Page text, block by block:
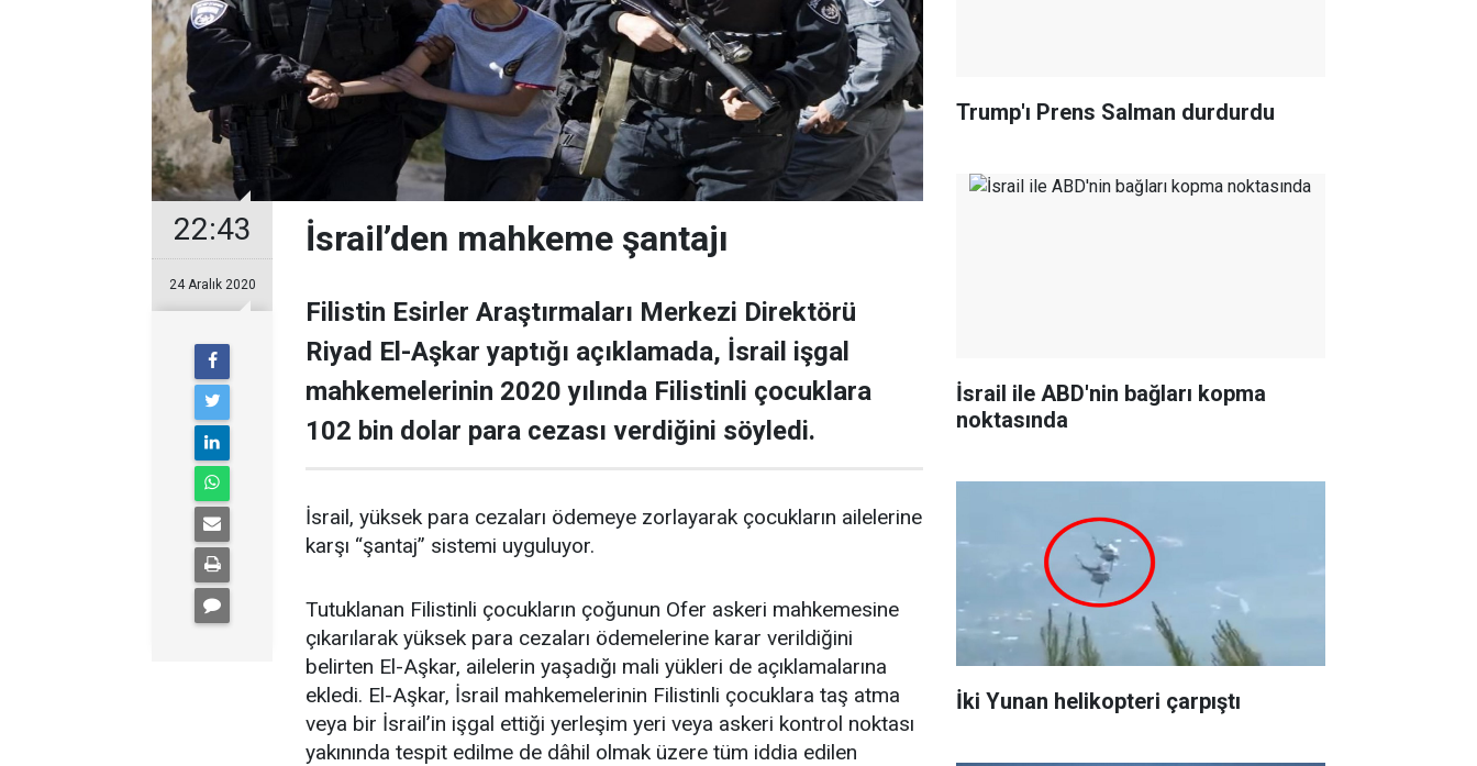
22:43
24 Aralık 2020
İsrail’den mahkeme şantajı
Filistin Esirler Araştırmaları Merkezi Direktörü
Riyad El-Aşkar yaptığı açıklamada, İsrail işgal
mahkemelerinin 2020 yılında Filistinli çocuklara
102 bin dolar para cezası verdiğini söyledi.
İsrail, yüksek para cezaları ödemeye zorlayarak çocukların ailelerine
karşı “şantaj” sistemi uyguluyor.
Tutuklanan Filistinli çocukların çoğunun Ofer askeri mahkemesine
çıkarılarak yüksek para cezaları ödemelerine karar verildiğini
belirten El-Aşkar, ailelerin yaşadığı mali yükleri de açıklamalarına
ekledi. El-Aşkar, İsrail mahkemelerinin Filistinli çocuklara taş atma
veya bir İsrail’in işgal ettiği yerleşim yeri veya askeri kontrol noktası
yakınında tespit edilme de dâhil olmak üzere tüm iddia edilen
Trump'ı Prens Salman durdurdu
İsrail ile ABD'nin bağları kopma
noktasında
İki Yunan helikopteri çarpıştı